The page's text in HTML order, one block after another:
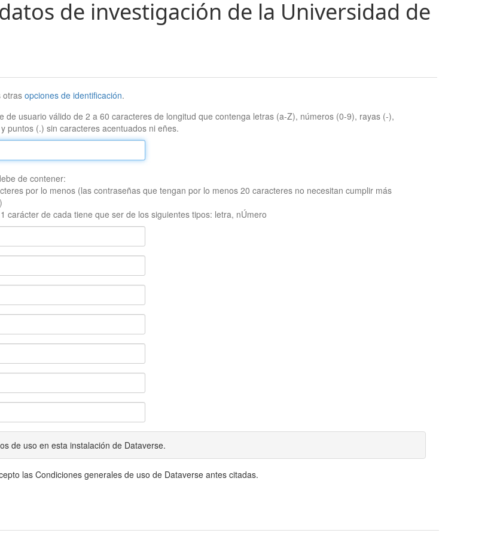
de investigación de la Universidad de
otrasopciones de identificación.
de usuario válido de 2 a 60 caracteres de longitud que contenga letras (a-Z), números (0-9), rayas (-),
puntos (.) sin caracteres acentuados ni eñes.
de contener:
por lo menos (las contraseñas que tengan por lo menos 20 caracteres no necesitan cumplir más
carácter de cada tiene que ser de los siguientes tipos: letra, nÚmero
de uso en esta instalación de Dataverse.
las Condiciones generales de uso de Dataverse antes citadas.